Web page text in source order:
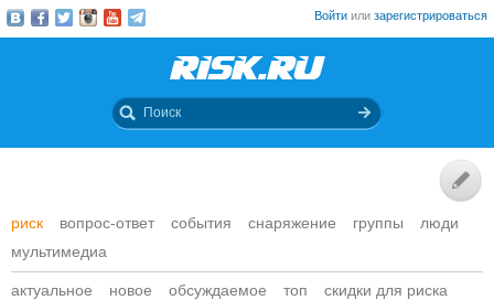
Войти или зарегистрироваться
риск вопрос-ответ события снаряжение группы
люди
мультимедиа
актуальное новое обсуждаемое топ скидки для риска